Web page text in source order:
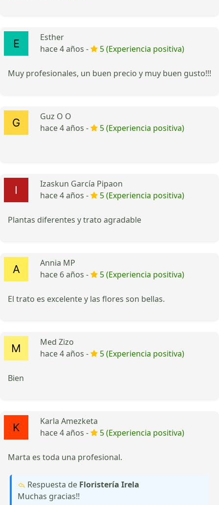
Esther
hace 4 años -
5 (Experiencia positiva)
Muy profesionales, un buen precio y muy buen gusto!!!
Guz O O
hace 4 años -
5 (Experiencia positiva)
Izaskun García Pipaon
hace 4 años -
5 (Experiencia positiva)
Plantas diferentes y trato agradable
Annia MP
hace 6 años -
5 (Experiencia positiva)
El trato es excelente y las flores son bellas.
Med Zizo
hace 4 años -
5 (Experiencia positiva)
Bien
Karla Amezketa
hace 4 años -
5 (Experiencia positiva)
Marta es toda una profesional.
Respuesta de Floristería Irela
Muchas gracias!!